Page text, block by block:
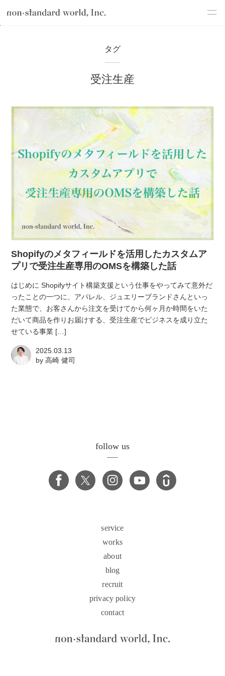
csr
works
shop
blog
recruit
atelier
contact
english
タグ
受注生産
Shopifyのメタフィールドを活用したカスタムア
プリで受注生産専用のOMSを構築した話
はじめに Shopifyサイト構築支援という仕事をやってみて意外だ
ったことの一つに、アパレル、ジュエリーブランドさんといっ
た業態で、お客さんから注文を受けてから何ヶ月か時間をいた
だいて商品を作りお届けする、受注生産でビジネスを成り立た
せている事業 […]
2025.03.13
by高崎 健司
follow us
service
works
about
blog
recruit
privacy policy
contact